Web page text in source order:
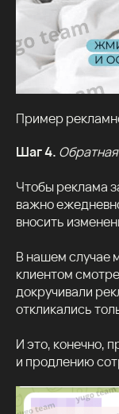
Пример
Шаг 4.
Чтобы реклама
важно
вносить
В нашем случае
клиентом
докручивали
откликались
И это, конечно,
и продлению